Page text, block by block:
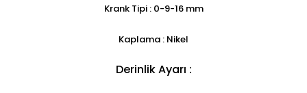
Krank Tipi : 0-9-16 mm
Kaplama : Nikel
Derinlik Ayarı :